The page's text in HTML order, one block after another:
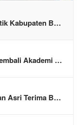
Kabupaten B…
Akademi …
Asri Terima B…